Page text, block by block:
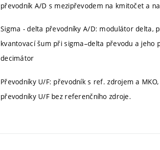
převodník A/D s mezipřevodem na kmitočet a
Sigma - delta převodníky A/D: modulátor delta,
kvantovací šum při sigma–delta převodu a
decimátor
Převodníky U/F: převodník s ref. zdrojem a
převodníky U/F bez referenčního zdroje.